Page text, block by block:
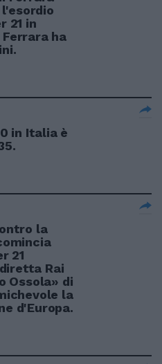
21 in
ha
in Italia è
la
21
Rai
Ossola» di
la
d'Europa.